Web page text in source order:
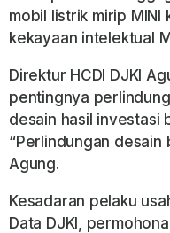
mobil listrik mirip MINI
kekayaan intelektual
Direktur HCDI DJKI
pentingnya
desain hasil investasi
“Perlindungan desain
Agung.
Kesadaran pelaku
Data DJKI,